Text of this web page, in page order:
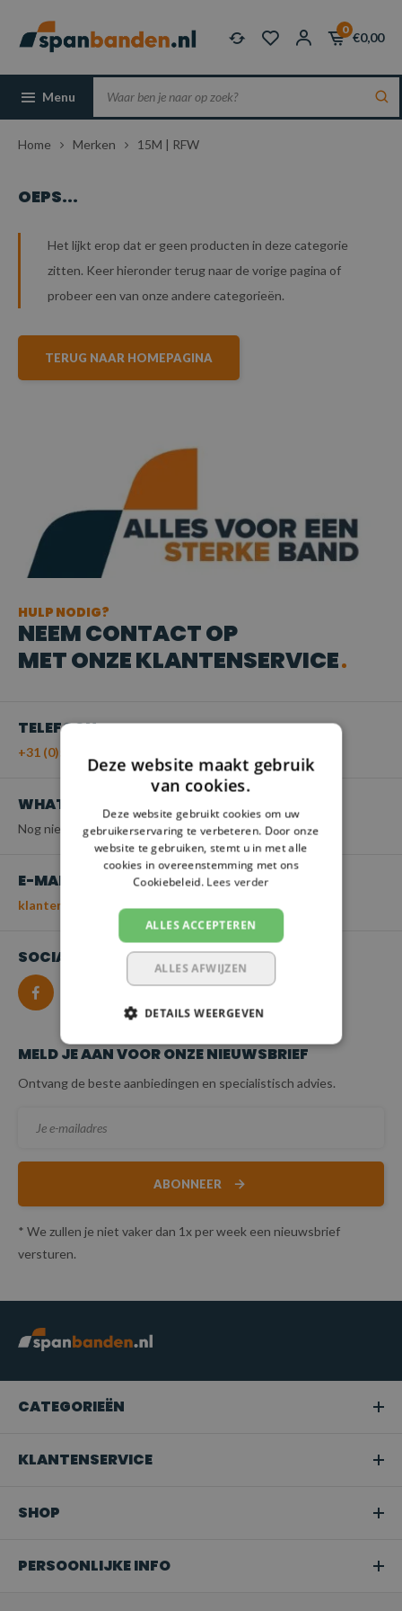
0
€0,00
Menu
Home Merken 15M | RFW
OEPS...
Het lijkt erop dat er geen producten in deze categorie
zitten. Keer hieronder terug naar de vorige pagina of
probeer een van onze andere categorieën.
TERUG NAAR HOMEPAGINA
HULP NODIG?
NEEM CONTACT OP
MET ONZE KLANTENSERVICE
TELEFOON
+31 (0)55 - 203 21 43
WHATSAPP
Nog niet beschikbaar
E-MAIL
klantenservice@spanbanden.nl
SOCIALMEDIA
MELD JE AAN VOOR ONZE NIEUWSBRIEF
Ontvang de beste aanbiedingen en specialistisch advies.
ABONNEER
* We zullen je niet vaker dan 1x per week een nieuwsbrief
versturen.
CATEGORIEËN
KLANTENSERVICE
SHOP
PERSOONLIJKE INFO
Deze website maakt gebruik
van cookies.
Deze website gebruikt cookies om uw
gebruikerservaring te verbeteren. Door onze
website te gebruiken, stemt u in met alle
cookies in overeenstemming met ons
Cookiebeleid. Lees verder
ALLES ACCEPTEREN
ALLES AFWIJZEN
DETAILS WEERGEVEN